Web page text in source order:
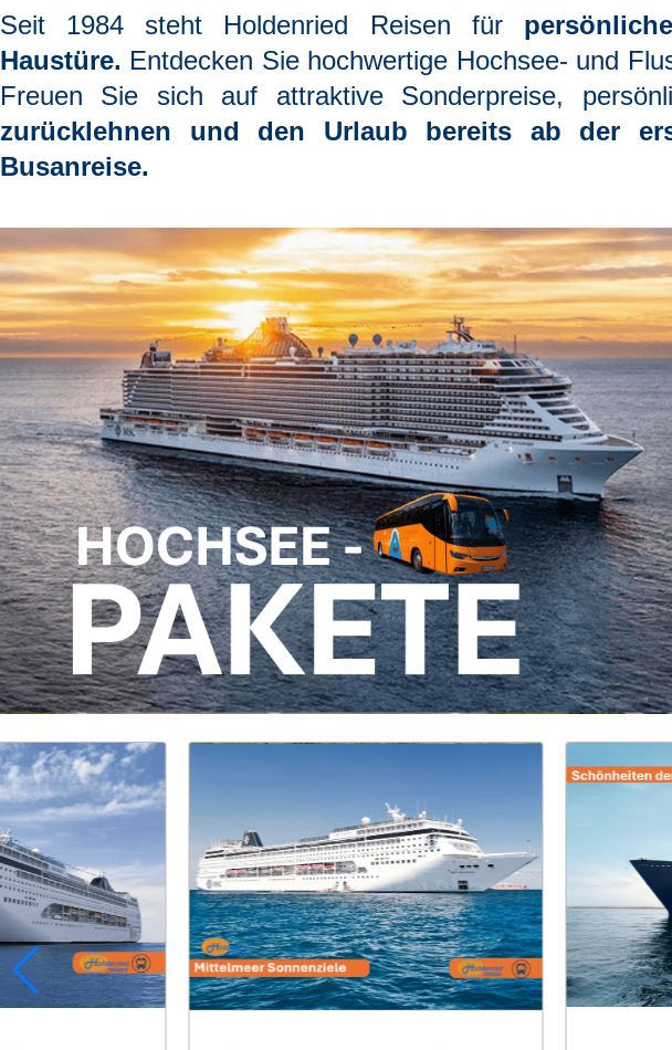
Seit 1984 steht Holdenried Reisen für
Haustüre. Entdecken Sie hochwertige Hochsee- und
Freuen Sie sich auf attraktive Sonderpreise,
zurücklehnen und den Urlaub bereits ab der
Busanreise.